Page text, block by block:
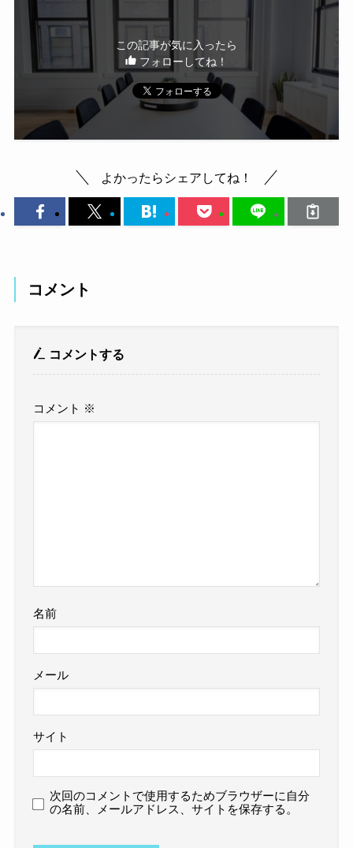
この記事が気に入ったら
フォローしてね！
よかったらシェアしてね！
コメント
コメントする
コメント ※
名前
メール
サイト
次回のコメントで使用するためブラウザーに自分
の名前、メールアドレス、サイトを保存する。